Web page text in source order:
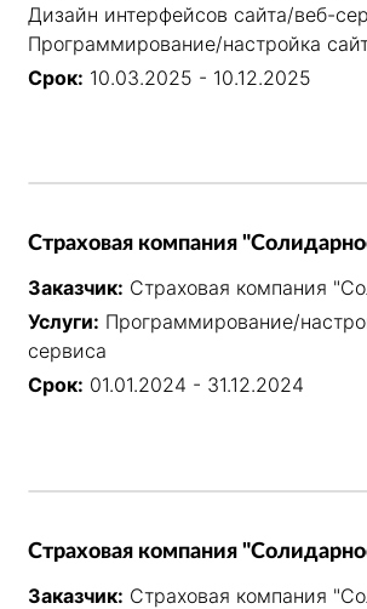
Дизайн интерфейсов сайта/веб-
Программирование/настройка
Срок: 10.03.2025 - 10.12.2025
Страховая компания
Заказчик: Страховая компания
Услуги: Программирование/
сервиса
Срок: 01.01.2024 - 31.12.2024
Страховая компания
Заказчик: Страховая компания